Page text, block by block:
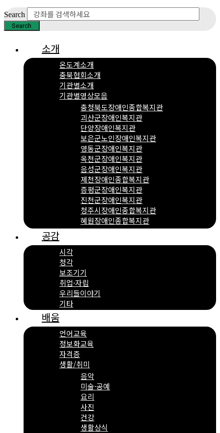
Search
Search
소개
온도계소개
충북협회소개
기관별소개
기관별영상모음
충청북도장애인종합복지관
괴산군장애인복지관
단양장애인복지관
보은군노인장애인복지관
영동군장애인복지관
옥천군장애인복지관
음성군장애인복지관
제천장애인종합복지관
증평군장애인복지관
진천군장애인복지관
청주시장애인종합복지관
혜원장애인종합복지관
공감
시각
청각
보조기기
취업·자립
우리들이야기
기타
배움
언어교육
정보화교육
자격증
생활/취미
음악
미술·공예
요리
사진
건강
생활상식